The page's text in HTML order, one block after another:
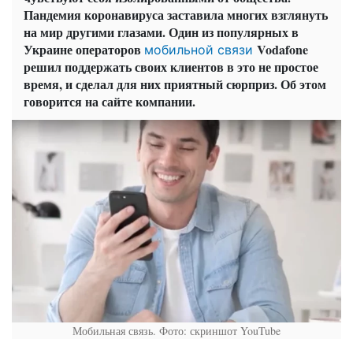
Пандемия коронавируса заставила многих взглянуть
на мир другими глазами. Один из популярных в
Украине операторов мобильной связи Vodafone
решил поддержать своих клиентов в это не простое
время, и сделал для них приятный сюрприз. Об этом
говорится на сайте компании.
Мобильная связь. Фото: скриншот YouTube